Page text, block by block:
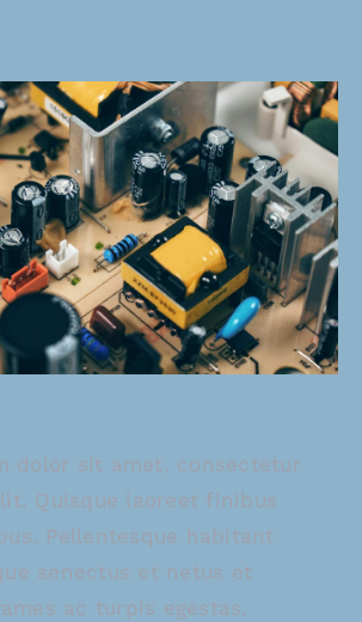
dolor sit amet, consectetur
Quisque laoreet finibus
Pellentesque habitant
senectus et netus et
ac turpis egestas.